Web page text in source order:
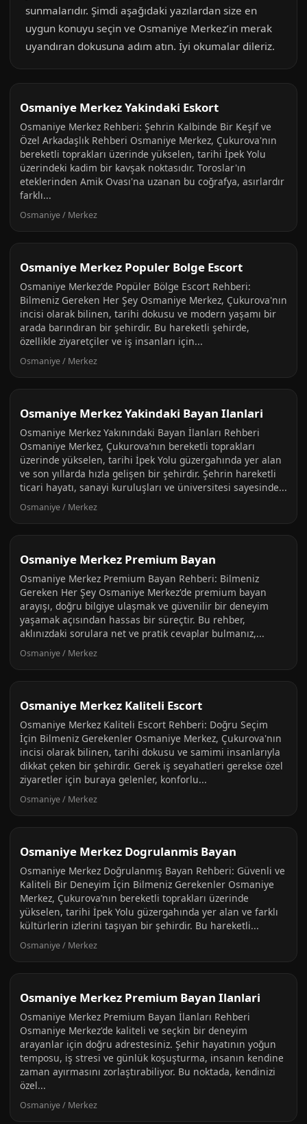
sunmalarıdır. Şimdi aşağıdaki yazılardan size en
uygun konuyu seçin ve Osmaniye Merkez’in merak
uyandıran dokusuna adım atın. İyi okumalar dileriz.
Osmaniye Merkez Yakindaki Eskort
Osmaniye Merkez Rehberi: Şehrin Kalbinde Bir Keşif ve
Özel Arkadaşlık Rehberi Osmaniye Merkez, Çukurova'nın
bereketli toprakları üzerinde yükselen, tarihi İpek Yolu
üzerindeki kadim bir kavşak noktasıdır. Toroslar'ın
eteklerinden Amik Ovası'na uzanan bu coğrafya, asırlardır
farklı...
Osmaniye / Merkez
Osmaniye Merkez Populer Bolge Escort
Osmaniye Merkez'de Popüler Bölge Escort Rehberi:
Bilmeniz Gereken Her Şey Osmaniye Merkez, Çukurova'nın
incisi olarak bilinen, tarihi dokusu ve modern yaşamı bir
arada barındıran bir şehirdir. Bu hareketli şehirde,
özellikle ziyaretçiler ve iş insanları için...
Osmaniye / Merkez
Osmaniye Merkez Yakindaki Bayan Ilanlari
Osmaniye Merkez Yakınındaki Bayan İlanları Rehberi
Osmaniye Merkez, Çukurova’nın bereketli toprakları
üzerinde yükselen, tarihi İpek Yolu güzergahında yer alan
ve son yıllarda hızla gelişen bir şehirdir. Şehrin hareketli
ticari hayatı, sanayi kuruluşları ve üniversitesi sayesinde...
Osmaniye / Merkez
Osmaniye Merkez Premium Bayan
Osmaniye Merkez Premium Bayan Rehberi: Bilmeniz
Gereken Her Şey Osmaniye Merkez'de premium bayan
arayışı, doğru bilgiye ulaşmak ve güvenilir bir deneyim
yaşamak açısından hassas bir süreçtir. Bu rehber,
aklınızdaki sorulara net ve pratik cevaplar bulmanız,...
Osmaniye / Merkez
Osmaniye Merkez Kaliteli Escort
Osmaniye Merkez Kaliteli Escort Rehberi: Doğru Seçim
İçin Bilmeniz Gerekenler Osmaniye Merkez, Çukurova'nın
incisi olarak bilinen, tarihi dokusu ve samimi insanlarıyla
dikkat çeken bir şehirdir. Gerek iş seyahatleri gerekse özel
ziyaretler için buraya gelenler, konforlu...
Osmaniye / Merkez
Osmaniye Merkez Dogrulanmis Bayan
Osmaniye Merkez Doğrulanmış Bayan Rehberi: Güvenli ve
Kaliteli Bir Deneyim İçin Bilmeniz Gerekenler Osmaniye
Merkez, Çukurova’nın bereketli toprakları üzerinde
yükselen, tarihi İpek Yolu güzergahında yer alan ve farklı
kültürlerin izlerini taşıyan bir şehirdir. Bu hareketli...
Osmaniye / Merkez
Osmaniye Merkez Premium Bayan Ilanlari
Osmaniye Merkez Premium Bayan İlanları Rehberi
Osmaniye Merkez'de kaliteli ve seçkin bir deneyim
arayanlar için doğru adrestesiniz. Şehir hayatının yoğun
temposu, iş stresi ve günlük koşuşturma, insanın kendine
zaman ayırmasını zorlaştırabiliyor. Bu noktada, kendinizi
özel...
Osmaniye / Merkez